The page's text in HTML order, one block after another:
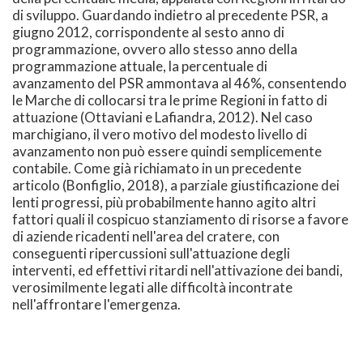
di sviluppo. Guardando indietro al precedente PSR, a
giugno 2012, corrispondente al sesto anno di
programmazione, ovvero allo stesso anno della
programmazione attuale, la percentuale di
avanzamento del PSR ammontava al 46%, consentendo
le Marche di collocarsi tra le prime Regioni in fatto di
attuazione (Ottaviani e Lafiandra, 2012). Nel caso
marchigiano, il vero motivo del modesto livello di
avanzamento non può essere quindi semplicemente
contabile. Come già richiamato in un precedente
articolo (Bonfiglio, 2018), a parziale giustificazione dei
lenti progressi, più probabilmente hanno agito altri
fattori quali il cospicuo stanziamento di risorse a favore
di aziende ricadenti nell'area del cratere, con
conseguenti ripercussioni sull'attuazione degli
interventi, ed effettivi ritardi nell'attivazione dei bandi,
verosimilmente legati alle difficoltà incontrate
nell'affrontare l'emergenza.